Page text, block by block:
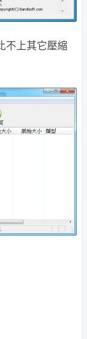
不上其它壓縮